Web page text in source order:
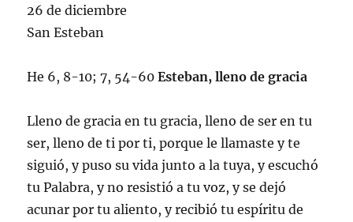
26 de diciembre
San Esteban
He 6, 8-10; 7, 54-60Esteban, lleno de gracia
Lleno de gracia en tu gracia, lleno de ser en tu
ser, lleno de ti por ti, porque le llamaste y te
siguió, y puso su vida junto a la tuya, y escuchó
tu Palabra, y no resistió a tu voz, y se dejó
acunar por tu aliento, y recibió tu espíritu de